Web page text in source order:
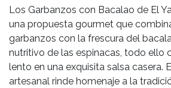
Los Garbanzos con Bacalao de El
una propuesta gourmet que
garbanzos con la frescura del
nutritivo de las espinacas, todo ello
lento en una exquisita salsa casera.
artesanal rinde homenaje a la